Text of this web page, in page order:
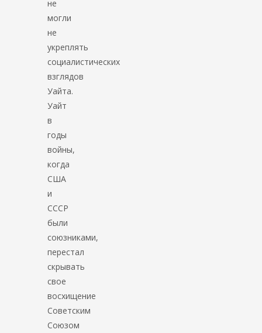
не
могли
не
укреплять
социалистических
взглядов
Уайта.
Уайт
в
годы
войны,
когда
США
и
СССР
были
союзниками,
перестал
скрывать
свое
восхищение
Советским
Союзом